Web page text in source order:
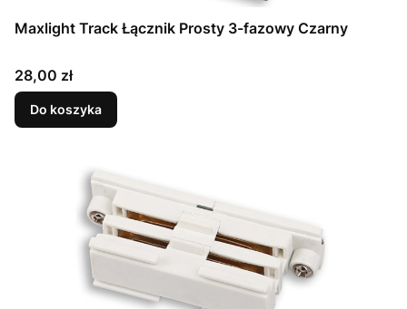
Maxlight Track Łącznik Prosty 3-fazowy Czarny
Cena
28,00 zł
Do koszyka